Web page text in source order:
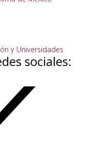
sociales: